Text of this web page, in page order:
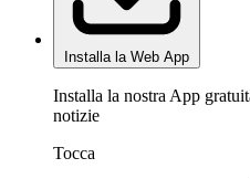
Installa la Web App
Installa la nostra App
notizie
Tocca